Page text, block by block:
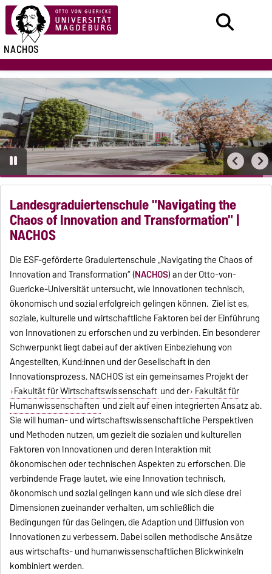
NACHOS
Landesgraduiertenschule "Navigating the
Chaos of Innovation and Transformation" |
NACHOS
Die ESF-geförderte Graduiertenschule „Navigating the Chaos of
Innovation and Transformation“ (NACHOS) an der Otto-von-
Guericke-Universität untersucht, wie Innovationen technisch,
ökonomisch und sozial erfolgreich gelingen können. Ziel ist es,
soziale, kulturelle und wirtschaftliche Faktoren bei der Einführung
von Innovationen zu erforschen und zu verbinden. Ein besonderer
Schwerpunkt liegt dabei auf der aktiven Einbeziehung von
Angestellten, Kund:innen und der Gesellschaft in den
Innovationsprozess. NACHOS ist ein gemeinsames Projekt der
Fakultät für Wirtschaftswissenschaft und der Fakultät für
Humanwissenschaften und zielt auf einen integrierten Ansatz ab.
Sie will human- und wirtschaftswissenschaftliche Perspektiven
und Methoden nutzen, um gezielt die sozialen und kulturellen
Faktoren von Innovationen und deren Interaktion mit
ökonomischen oder technischen Aspekten zu erforschen. Die
verbindende Frage lautet, wie eine Innovation technisch,
ökonomisch und sozial gelingen kann und wie sich diese drei
Dimensionen zueinander verhalten, um schließlich die
Bedingungen für das Gelingen, die Adaption und Diffusion von
Innovationen zu verbessern. Dabei sollen methodische Ansätze
aus wirtschafts- und humanwissenschaftlichen Blickwinkeln
kombiniert werden.